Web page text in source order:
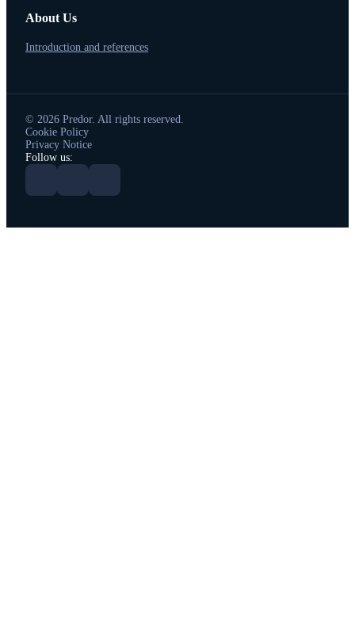
About Us
Introduction and references
© 2026 Predor. All rights reserved.
Cookie Policy
Privacy Notice
Follow us: